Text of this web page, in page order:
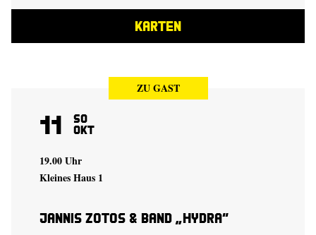
KARTEN
ZU GAST
11 So
Okt
19.00 Uhr
Kleines Haus 1
Jannis Zotos & Band „Hydra“